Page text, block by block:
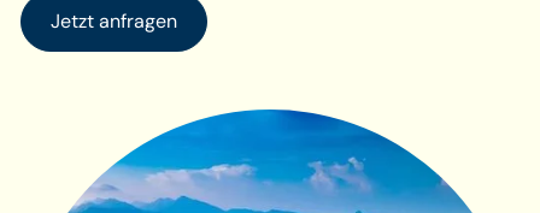
Jetzt anfragen